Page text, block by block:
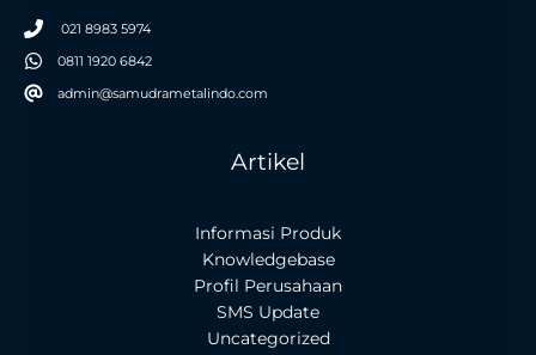
021 8983 5974
0811 1920 6842
admin@samudrametalindo.com
Artikel
Informasi Produk
Knowledgebase
Profil Perusahaan
SMS Update
Uncategorized